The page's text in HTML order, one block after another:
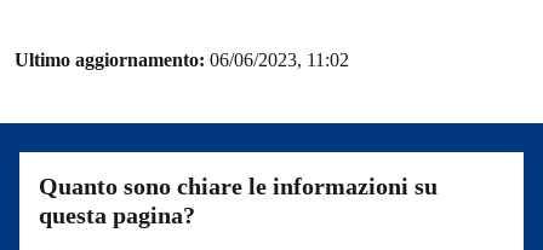
Ultimo aggiornamento: 06/06/2023, 11:02
Quanto sono chiare le informazioni su
questa pagina?